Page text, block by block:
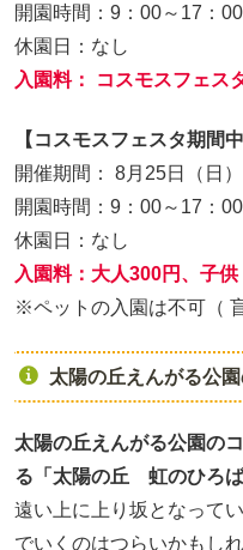
開園時間：9：00～17：00
休園日：なし
入園料： コスモスフェス
【コスモスフェスタ期間中
開催期間： 8月25日（日
開園時間：9：00～17：00
休園日：なし
入園料：大人300円、子
※ペットの入園は不可（
太陽の丘えんがる公
太陽の丘えんがる公園の
る「太陽の丘 虹のひろ
遠い上に上り坂となって
でいくのはつらいかもしれ